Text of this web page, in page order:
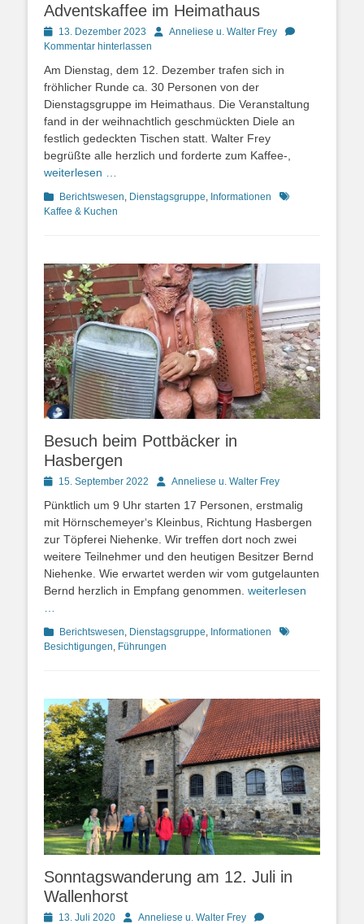
Adventskaffee im Heimathaus
Posted
on
13. Dezember 2023 AutorAnneliese u. Walter Frey
Kommentar hinterlassen
Am Dienstag, dem 12. Dezember trafen sich in
fröhlicher Runde ca. 30 Personen von der
Dienstagsgruppe im Heimathaus. Die Veranstaltung
fand in der weihnachtlich geschmückten Diele an
festlich gedeckten Tischen statt. Walter Frey
begrüßte alle herzlich und forderte zum Kaffee-,
weiterlesen …
Kategorien
Berichtswesen, Dienstagsgruppe, Informationen
Schlagworte
Kaffee & Kuchen
Besuch beim Pottbäcker in
Hasbergen
Posted15. September 2022 AutorAnneliese u. Walter Frey
Pünktlich um 9 Uhr starten 17 Personen, erstmalig
mit Hörnschemeyer‘s Kleinbus, Richtung Hasbergen
zur Töpferei Niehenke. Wir treffen dort noch zwei
weitere Teilnehmer und den heutigen Besitzer Bernd
Niehenke. Wie erwartet werden wir vom gutgelaunten
Bernd herzlich in Empfang genommen. weiterlesen
Kategorien
Berichtswesen, Dienstagsgruppe, Informationen
Schlagworte
Besichtigungen, Führungen
Sonntagswanderung am 12. Juli in
Wallenhorst
Posted13. Juli 2020 AutorAnneliese u. Walter Frey